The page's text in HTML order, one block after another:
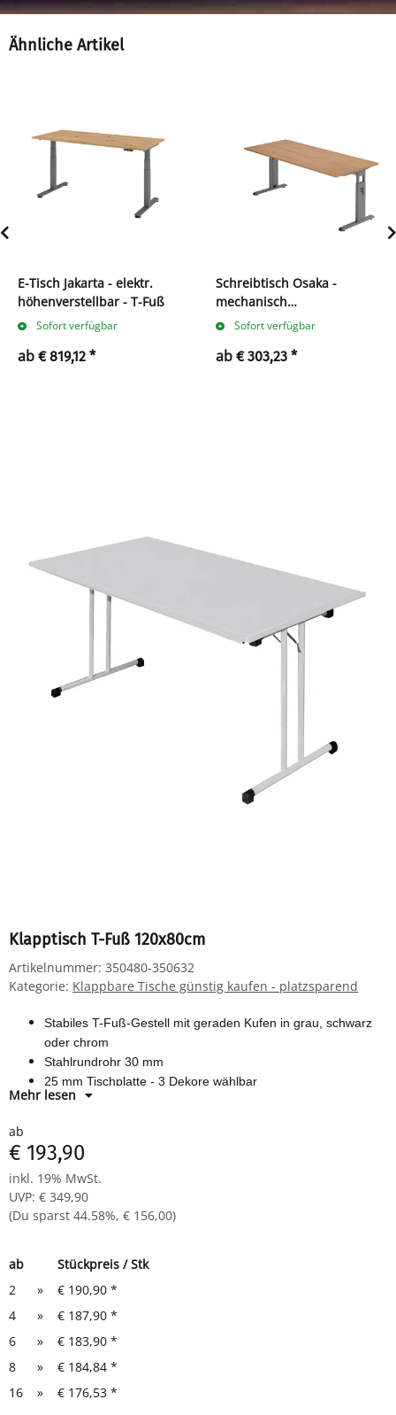
Ähnliche Artikel
E-Tisch Jakarta - elektr.
höhenverstellbar - T-Fuß
Sofort verfügbar
ab € 819,12 *
Schreibtisch Osaka -
mechanisch
höhenverstellbar - C-Fuß
Sofort verfügbar
ab € 303,23 *
Klapptisch T-Fuß 120x80cm
Artikelnummer: 350480-350632
Kategorie: Klappbare Tische günstig kaufen - platzsparend
Stabiles T-Fuß-Gestell mit geraden Kufen in grau, schwarz
oder chrom
Stahlrundrohr 30 mm
25 mm Tischplatte - 3 Dekore wählbar
Komplett montiert - Nur noch aufklappen und fertig.
Mehr lesen
ab
€ 193,90
inkl. 19% MwSt.
UVP: € 349,90
(Du sparst 44.58%, € 156,00)
ab
Stückpreis / Stk
2
» € 190,90 *
4
» € 187,90 *
6
» € 183,90 *
8
» € 184,84 *
16
» € 176,53 *